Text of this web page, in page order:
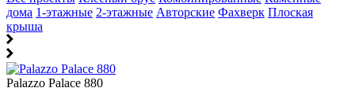
дома 1-этажные 2-этажные Авторские Фахверк Плоская
крыша
Palazzo Palace 880